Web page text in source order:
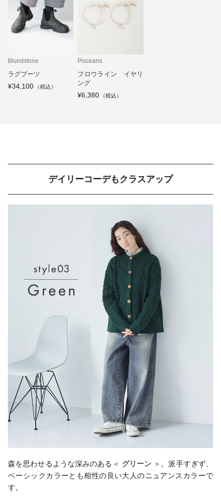
Blundstone
ラグブーツ
¥34,100
Pisceans
フロウライン イヤリ
ング
¥6,380
デイリーコーデもクラスアップ
森を思わせるような深みのある＜ グリーン ＞。派手すぎず、
ベーシックカラーとも相性の良い大人のニュアンスカラーで
す。